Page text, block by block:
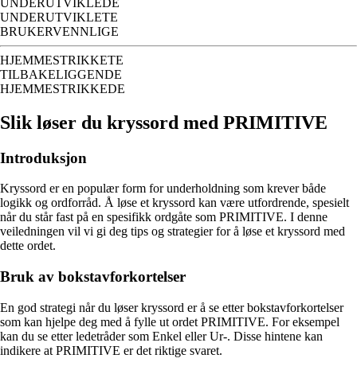
UNDERUTVIKLETE
BRUKERVENNLIGE
HJEMMESTRIKKETE
TILBAKELIGGENDE
HJEMMESTRIKKEDE
Slik løser du kryssord med PRIMITIVE
Introduksjon
Kryssord er en populær form for underholdning som krever både
logikk og ordforråd. Å løse et kryssord kan være utfordrende, spesielt
når du står fast på en spesifikk ordgåte som PRIMITIVE. I denne
veiledningen vil vi gi deg tips og strategier for å løse et kryssord med
dette ordet.
Bruk av bokstavforkortelser
En god strategi når du løser kryssord er å se etter bokstavforkortelser
som kan hjelpe deg med å fylle ut ordet PRIMITIVE. For eksempel
kan du se etter ledetråder som Enkel eller Ur-. Disse hintene kan
indikere at PRIMITIVE er det riktige svaret.